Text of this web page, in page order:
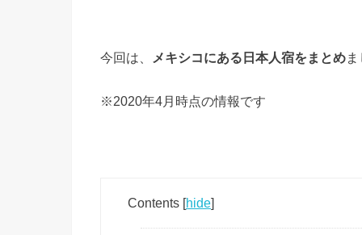
今回は、 メキシコにある日本人宿をまとめ
※2020年4月時点の情報です
Contents [hide]